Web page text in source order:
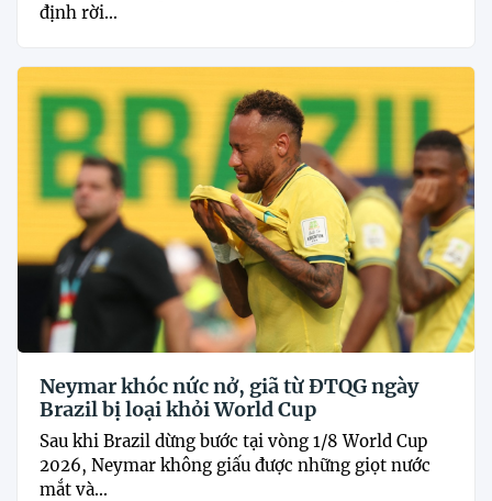
định rời...
Neymar khóc nức nở, giã từ ĐTQG ngày
Brazil bị loại khỏi World Cup
Sau khi Brazil dừng bước tại vòng 1/8 World Cup
2026, Neymar không giấu được những giọt nước
mắt và...